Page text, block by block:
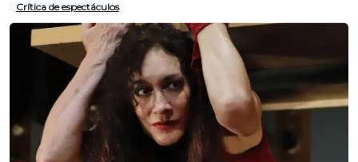
Crítica de espectáculos